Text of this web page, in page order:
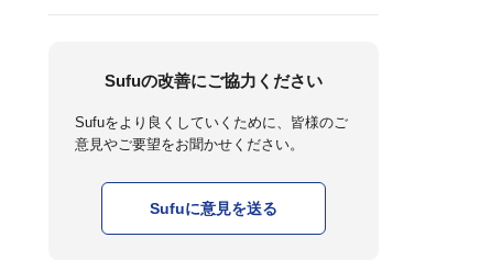
Sufuの改善にご協力ください
Sufuをより良くしていくために、皆様のご
意見やご要望をお聞かせください。
Sufuに意見を送る